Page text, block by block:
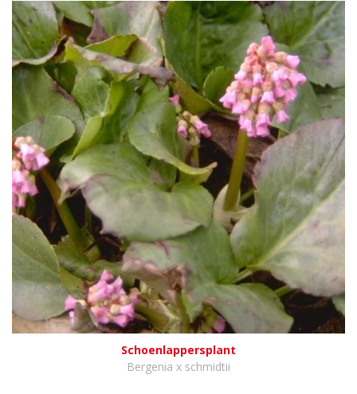
Schoenlappersplant
Bergenia x schmidtii